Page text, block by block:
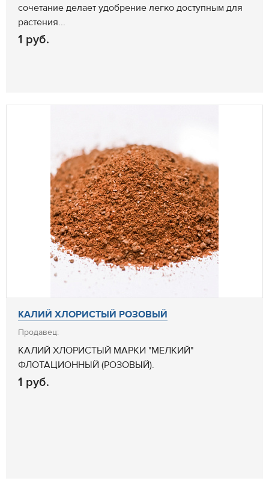
сочетание делает удобрение легко доступным для
растения...
1 руб.
КАЛИЙ ХЛОРИСТЫЙ РОЗОВЫЙ
Продавец:
КАЛИЙ ХЛОРИСТЫЙ МАРКИ "МЕЛКИЙ"
ФЛОТАЦИОННЫЙ (РОЗОВЫЙ).
1 руб.